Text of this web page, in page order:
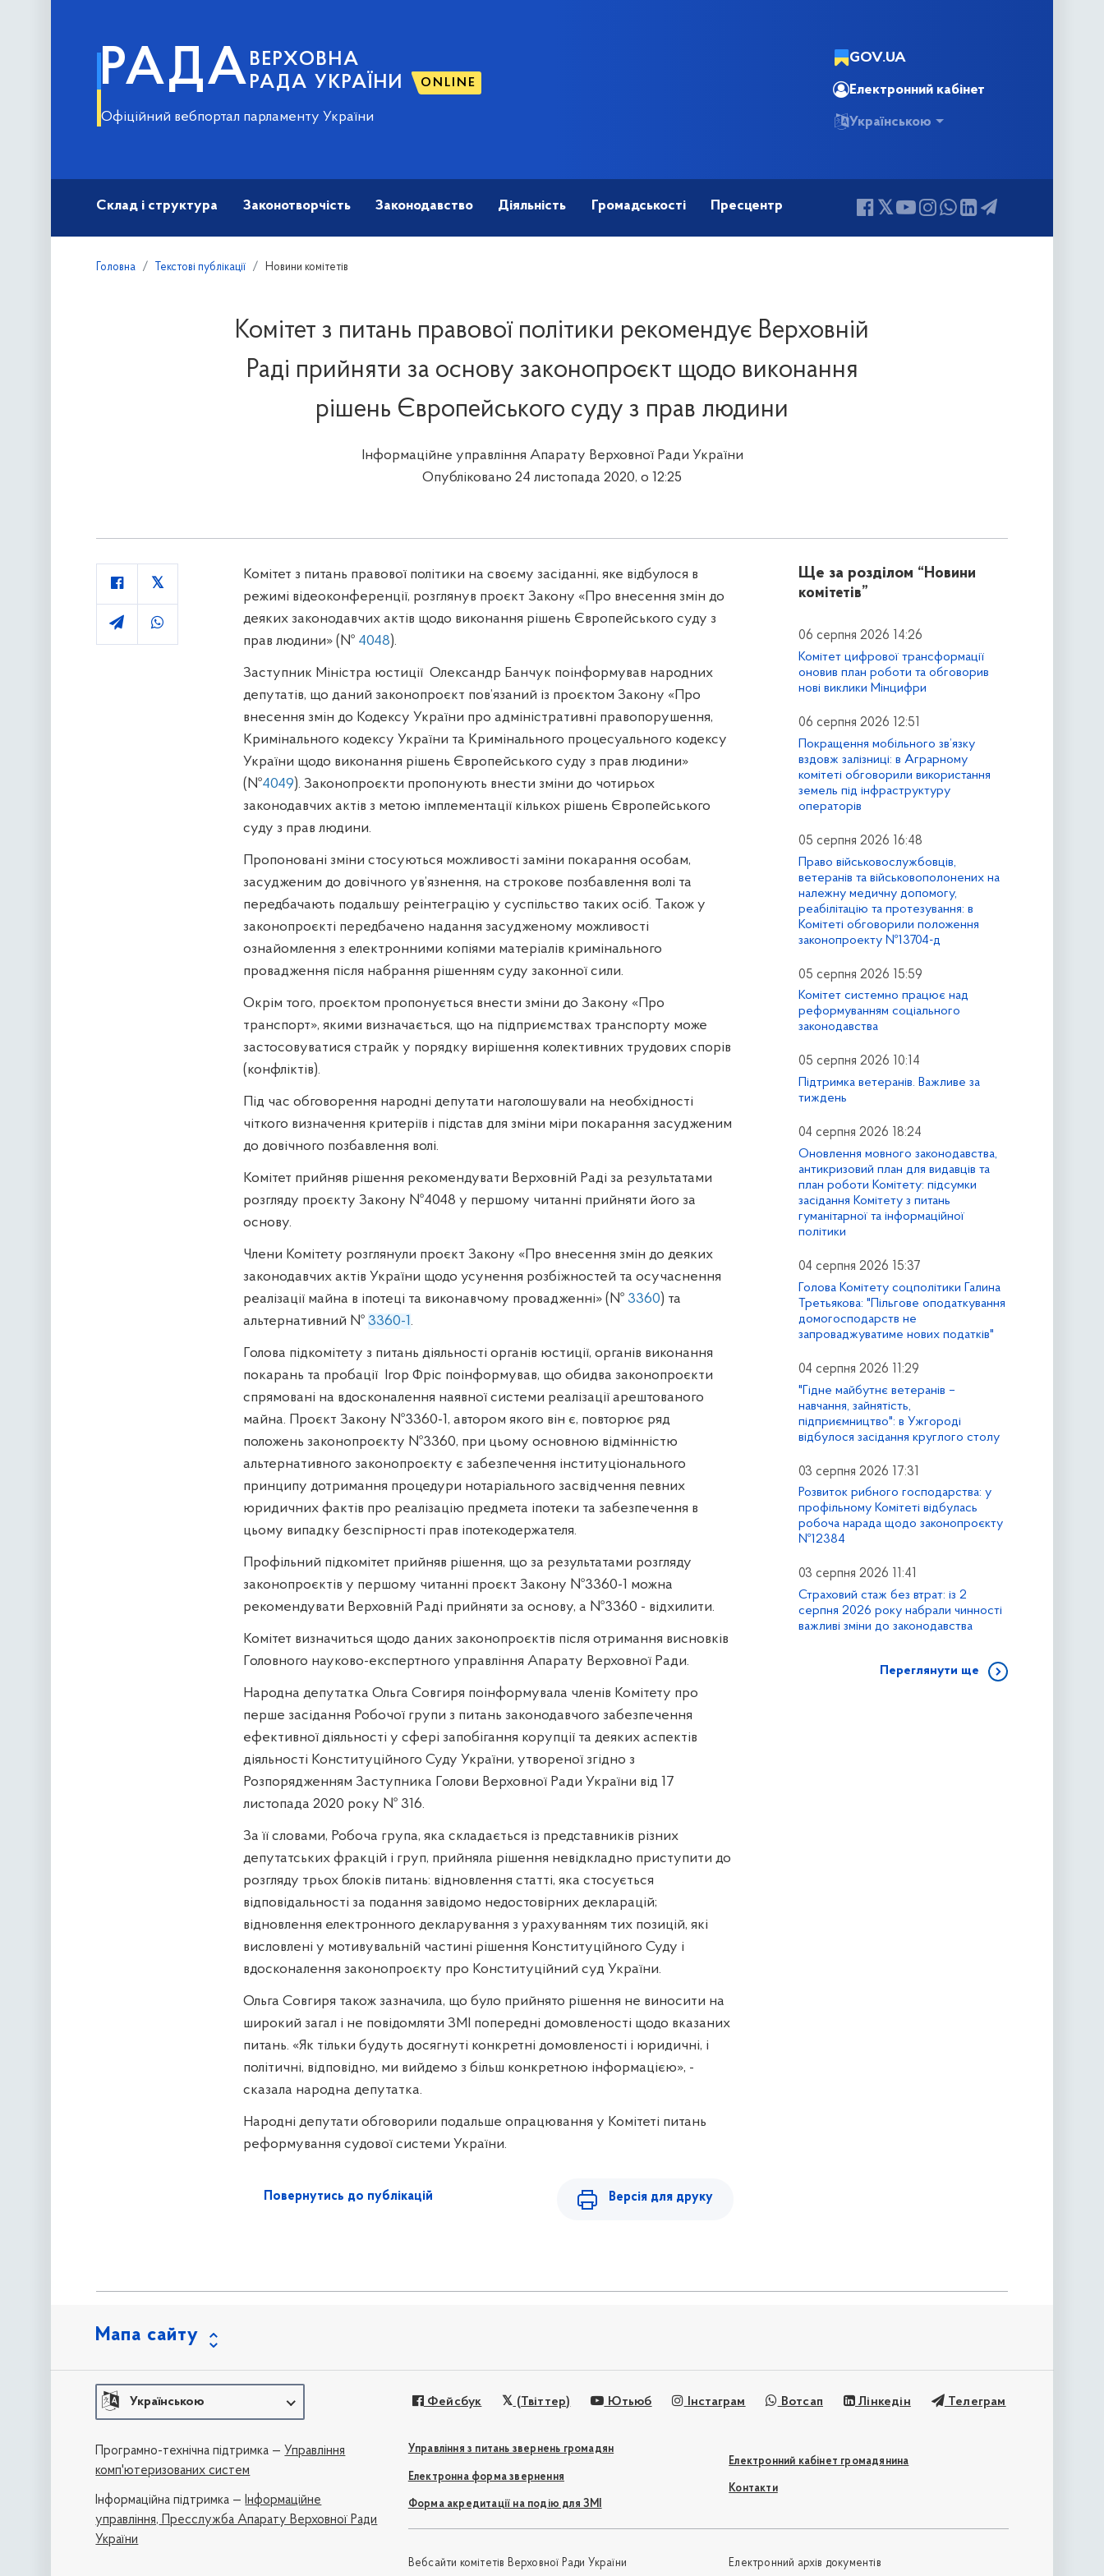
РАДА ВЕРХОВНА
РАДА УКРАЇНИ
ONLINE
Офіційний вебпортал парламенту України
GOV.UA
Електронний кабінет
Українською
Склад і структура Законотворчість Законодавство Діяльність Громадськості Пресцентр
Головна Текстові публікації Новини комітетів
Комітет з питань правової політики рекомендує Верховній
Раді прийняти за основу законопроєкт щодо виконання
рішень Європейського суду з прав людини
Інформаційне управління Апарату Верховної Ради України
Опубліковано 24 листопада 2020, о 12:25
Комітет з питань правової політики на своєму засіданні, яке відбулося в
режимі відеоконференції, розглянув проєкт Закону «Про внесення змін до
деяких законодавчих актів щодо виконання рішень Європейського суду з
прав людини» (№ 4048).
Заступник Міністра юстиції Олександр Банчук поінформував народних
депутатів, що даний законопроєкт пов’язаний із проєктом Закону «Про
внесення змін до Кодексу України про адміністративні правопорушення,
Кримінального кодексу України та Кримінального процесуального кодексу
України щодо виконання рішень Європейського суду з прав людини»
(№4049). Законопроєкти пропонують внести зміни до чотирьох
законодавчих актів з метою імплементації кількох рішень Європейського
суду з прав людини.
Пропоновані зміни стосуються можливості заміни покарання особам,
засудженим до довічного ув’язнення, на строкове позбавлення волі та
передбачають подальшу реінтеграцію у суспільство таких осіб. Також у
законопроєкті передбачено надання засудженому можливості
ознайомлення з електронними копіями матеріалів кримінального
провадження після набрання рішенням суду законної сили.
Окрім того, проєктом пропонується внести зміни до Закону «Про
транспорт», якими визначається, що на підприємствах транспорту може
застосовуватися страйк у порядку вирішення колективних трудових спорів
(конфліктів).
Під час обговорення народні депутати наголошували на необхідності
чіткого визначення критеріїв і підстав для зміни міри покарання засудженим
до довічного позбавлення волі.
Комітет прийняв рішення рекомендувати Верховній Раді за результатами
розгляду проєкту Закону №4048 у першому читанні прийняти його за
основу.
Члени Комітету розглянули проєкт Закону «Про внесення змін до деяких
законодавчих актів України щодо усунення розбіжностей та осучаснення
реалізації майна в іпотеці та виконавчому провадженні» (№ 3360) та
альтернативний № 3360-1.
Голова підкомітету з питань діяльності органів юстиції, органів виконання
покарань та пробації Ігор Фріс поінформував, що обидва законопроєкти
спрямовані на вдосконалення наявної системи реалізації арештованого
майна. Проєкт Закону №3360-1, автором якого він є, повторює ряд
положень законопроєкту №3360, при цьому основною відмінністю
альтернативного законопроєкту є забезпечення інституціонального
принципу дотримання процедури нотаріального засвідчення певних
юридичних фактів про реалізацію предмета іпотеки та забезпечення в
цьому випадку безспірності прав іпотекодержателя.
Профільний підкомітет прийняв рішення, що за результатами розгляду
законопроєктів у першому читанні проєкт Закону №3360-1 можна
рекомендувати Верховній Раді прийняти за основу, а №3360 - відхилити.
Комітет визначиться щодо даних законопроєктів після отримання висновків
Головного науково-експертного управління Апарату Верховної Ради.
Народна депутатка Ольга Совгиря поінформувала членів Комітету про
перше засідання Робочої групи з питань законодавчого забезпечення
ефективної діяльності у сфері запобігання корупції та деяких аспектів
діяльності Конституційного Суду України, утвореної згідно з
Розпорядженням Заступника Голови Верховної Ради України від 17
листопада 2020 року № 316.
За її словами, Робоча група, яка складається із представників різних
депутатських фракцій і груп, прийняла рішення невідкладно приступити до
розгляду трьох блоків питань: відновлення статті, яка стосується
відповідальності за подання завідомо недостовірних декларацій;
відновлення електронного декларування з урахуванням тих позицій, які
висловлені у мотивувальній частині рішення Конституційного Суду і
вдосконалення законопроєкту про Конституційний суд України.
Ольга Совгиря також зазначила, що було прийнято рішення не виносити на
широкий загал і не повідомляти ЗМІ попередні домовленості щодо вказаних
питань. «Як тільки будуть досягнуті конкретні домовленості і юридичні, і
політичні, відповідно, ми вийдемо з більш конкретною інформацією», -
сказала народна депутатка.
Народні депутати обговорили подальше опрацювання у Комітеті питань
реформування судової системи України.
Повернутись до публікацій Версія для друку
Ще за розділом “Новини
комітетів”
06 серпня 2026 14:26
Комітет цифрової трансформації
оновив план роботи та обговорив
нові виклики Мінцифри
06 серпня 2026 12:51
Покращення мобільного зв’язку
вздовж залізниці: в Аграрному
комітеті обговорили використання
земель під інфраструктуру
операторів
05 серпня 2026 16:48
Право військовослужбовців,
ветеранів та військовополонених на
належну медичну допомогу,
реабілітацію та протезування: в
Комітеті обговорили положення
законопроекту №13704-д
05 серпня 2026 15:59
Комітет системно працює над
реформуванням соціального
законодавства
05 серпня 2026 10:14
Підтримка ветеранів. Важливе за
тиждень
04 серпня 2026 18:24
Оновлення мовного законодавства,
антикризовий план для видавців та
план роботи Комітету: підсумки
засідання Комітету з питань
гуманітарної та інформаційної
політики
04 серпня 2026 15:37
Голова Комітету соцполітики Галина
Третьякова: "Пільгове оподаткування
домогосподарств не
запроваджуватиме нових податків"
04 серпня 2026 11:29
"Гідне майбутнє ветеранів –
навчання, зайнятість,
підприємництво": в Ужгороді
відбулося засідання круглого столу
03 серпня 2026 17:31
Розвиток рибного господарства: у
профільному Комітеті відбулась
робоча нарада щодо законопроєкту
№12384
03 серпня 2026 11:41
Страховий стаж без втрат: із 2
серпня 2026 року набрали чинності
важливі зміни до законодавства
Переглянути ще
Мапа сайту
Українською Фейсбук (Твіттер) Ютьюб Інстаграм Вотсап Лінкедін Телеграм
Управління з питань звернень громадян
Електронна форма звернення
Форма акредитації на подію для ЗМІ
Електронний кабінет громадянина
Контакти
Вебсайти комітетів Верховної Ради України Електронний архів документів
Програмно-технічна підтримка — Управління
комп'ютеризованих систем
Iнформаційна підтримка —Інформаційне
управління, Пресслужба Апарату Верховної Ради
України